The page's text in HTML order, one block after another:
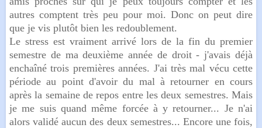
autres comptent très peu pour moi. Donc on peut dire
que je vis plutôt bien les redoublement.
Le stress est vraiment arrivé lors de la fin du premier
semestre de ma deuxième année de droit - j'avais déjà
enchaîné trois premières années. J'ai très mal vécu cette
période au point d'avoir du mal à retourner en cours
après la semaine de repos entre les deux semestres. Mais
je me suis quand même forcée à y retourner... Je n'ai
alors validé aucun des deux semestres... Encore une fois,